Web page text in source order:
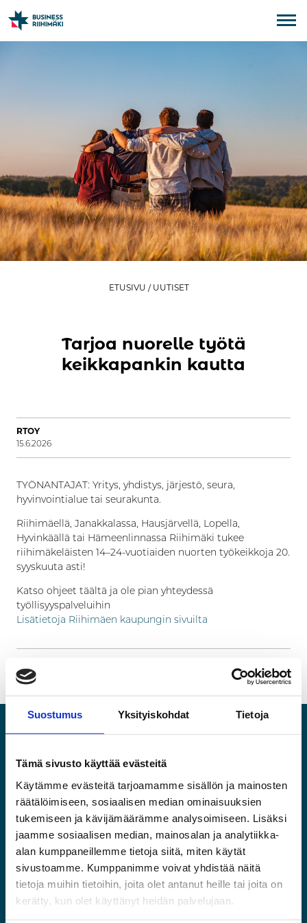
Suostumus Yksityiskohdat Tietoja
Tämä sivusto käyttää evästeitä
Käytämme evästeitä tarjoamamme sisällön ja mainosten
räätälöimiseen, sosiaalisen median ominaisuuksien
tukemiseen ja kävijämäärämme analysoimiseen. Lisäksi
jaamme sosiaalisen median, mainosalan ja analytiikka-
alan kumppaneillemme tietoja siitä, miten käytät
sivustoamme. Kumppanimme voivat yhdistää näitä
tietoja muihin tietoihin, joita olet antanut heille tai joita on
kerätty, kun olet käyttänyt heidän palvelujaan.
ETUSIVU / UUTISET
Tarjoa nuorelle työtä
keikkapankin kautta
RTOY
15.6.2026
TYÖNANTAJAT: Yritys, yhdistys, järjestö, seura,
hyvinvointialue tai seurakunta.
Riihimäellä, Janakkalassa, Hausjärvellä, Lopella,
Hyvinkäällä tai Hämeenlinnassa Riihimäki tukee
riihimäkeläisten 14–24-vuotiaiden nuorten työkeikkoja 20.
syyskuuta asti!
Katso ohjeet täältä ja ole pian yhteydessä
työllisyyspalveluihin
Lisätietoja Riihimäen kaupungin sivuilta
Käyntiosoite
Riihimäen Tilat ja Kehitys Oy
Business Park Riihimäki
Kaartokatu 2
11100 Riihimäki
Yhteystiedot